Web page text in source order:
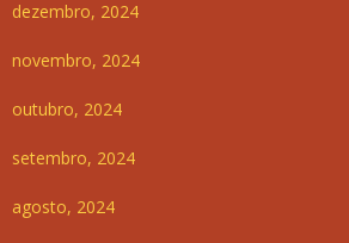
dezembro, 2024
novembro, 2024
outubro, 2024
setembro, 2024
agosto, 2024